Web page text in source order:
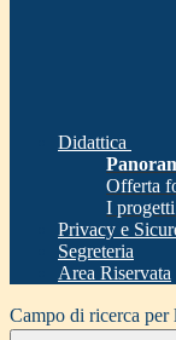
Didattica
Offerta
I
Privacy e
Segreteria
Area Riservata
Campo di ricerca per